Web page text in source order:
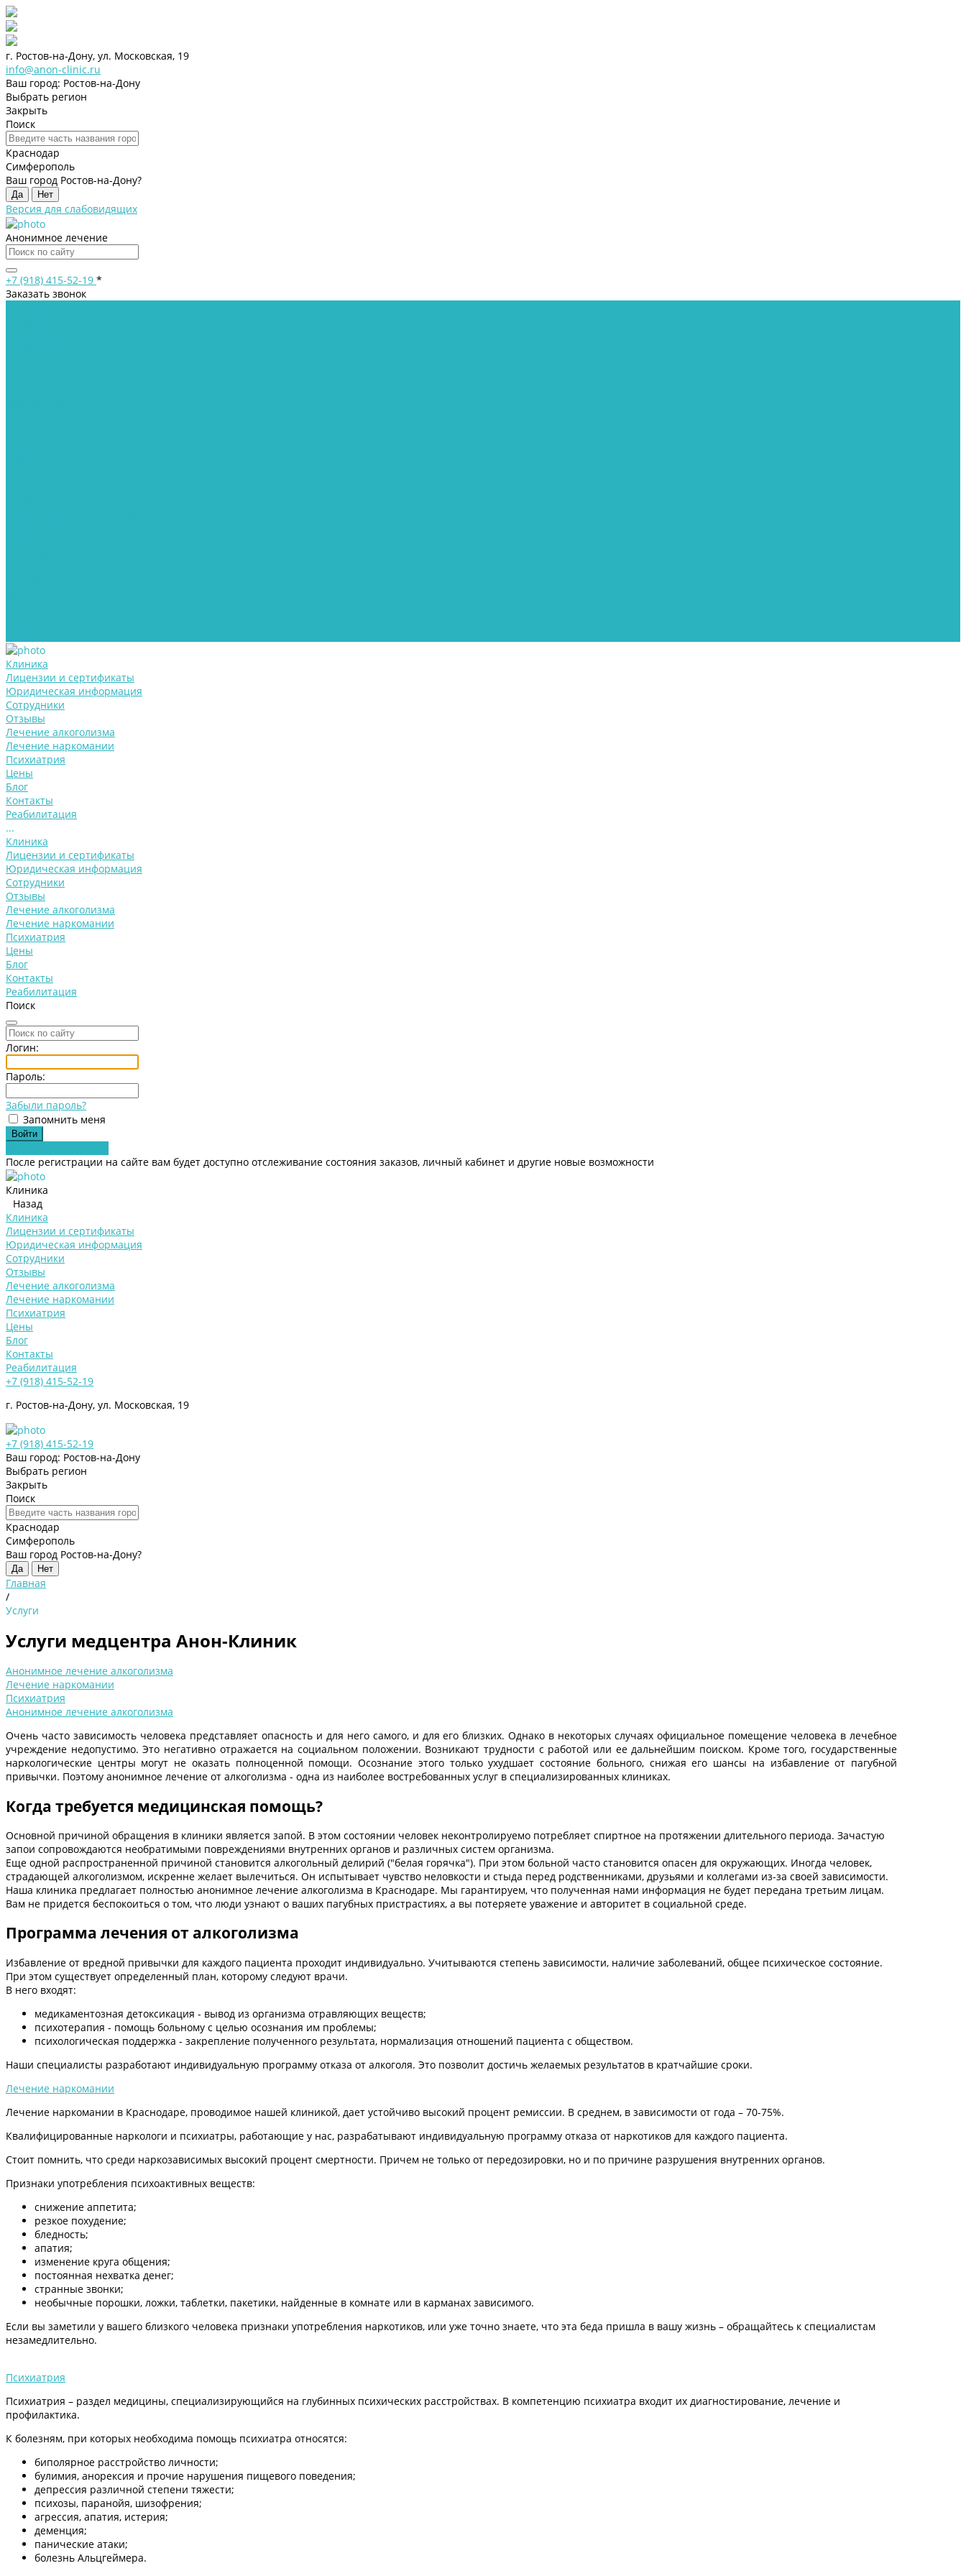
г. Ростов-на-Дону, ул. Московская, 19
info@anon-clinic.ru
Ваш город: Ростов-на-Дону
Выбрать регион
Закрыть
Поиск
Краснодар
Симферополь
Ваш город Ростов-на-Дону?
Да Нет
Версия для слабовидящих
Анонимное лечение
+7 (918) 415-52-19 *
Заказать звонок
Клиника
Лицензии и сертификаты
Юридическая информация
Сотрудники
Отзывы
Лечение алкоголизма
Лечение наркомании
Психиатрия
Цены
Блог
Контакты
Реабилитация
...
Клиника
Лицензии и сертификаты
Юридическая информация
Сотрудники
Отзывы
Лечение алкоголизма
Лечение наркомании
Психиатрия
Цены
Блог
Контакты
Реабилитация
Поиск
Логин:
Пароль:
Забыли пароль?
Запомнить меня
После регистрации на сайте вам будет доступно отслеживание состояния заказов, личный кабинет и другие новые возможности
Клиника
Назад
Клиника
Лицензии и сертификаты
Юридическая информация
Сотрудники
Отзывы
Лечение алкоголизма
Лечение наркомании
Психиатрия
Цены
Блог
Контакты
Реабилитация
+7 (918) 415-52-19
г. Ростов-на-Дону, ул. Московская, 19
+7 (918) 415-52-19
Ваш город: Ростов-на-Дону
Выбрать регион
Закрыть
Поиск
Краснодар
Симферополь
Ваш город Ростов-на-Дону?
Да Нет
Главная
/
Услуги
Услуги медцентра Анон-Клиник
Анонимное лечение алкоголизма
Лечение наркомании
Психиатрия
Анонимное лечение алкоголизма
Очень часто зависимость человека представляет опасность и для него самого, и для его близких. Однако в некоторых случаях официальное помещение человека в лечебное
учреждение недопустимо. Это негативно отражается на социальном положении. Возникают трудности с работой или ее дальнейшим поиском. Кроме того, государственные
наркологические центры могут не оказать полноценной помощи. Осознание этого только ухудшает состояние больного, снижая его шансы на избавление от пагубной
привычки. Поэтому анонимное лечение от алкоголизма - одна из наиболее востребованных услуг в специализированных клиниках.
Когда требуется медицинская помощь?
Основной причиной обращения в клиники является запой. В этом состоянии человек неконтролируемо потребляет спиртное на протяжении длительного периода. Зачастую
запои сопровождаются необратимыми повреждениями внутренних органов и различных систем организма.
Еще одной распространенной причиной становится алкогольный делирий ("белая горячка"). При этом больной часто становится опасен для окружающих. Иногда человек,
страдающей алкоголизмом, искренне желает вылечиться. Он испытывает чувство неловкости и стыда перед родственниками, друзьями и коллегами из-за своей зависимости.
Наша клиника предлагает полностью анонимное лечение алкоголизма в Краснодаре. Мы гарантируем, что полученная нами информация не будет передана третьим лицам.
Вам не придется беспокоиться о том, что люди узнают о ваших пагубных пристрастиях, а вы потеряете уважение и авторитет в социальной среде.
Программа лечения от алкоголизма
Избавление от вредной привычки для каждого пациента проходит индивидуально. Учитываются степень зависимости, наличие заболеваний, общее психическое состояние.
При этом существует определенный план, которому следуют врачи.
В него входят:
медикаментозная детоксикация - вывод из организма отравляющих веществ;
психотерапия - помощь больному с целью осознания им проблемы;
психологическая поддержка - закрепление полученного результата, нормализация отношений пациента с обществом.
Наши специалисты разработают индивидуальную программу отказа от алкоголя. Это позволит достичь желаемых результатов в кратчайшие сроки.
Лечение наркомании
Лечение наркомании в Краснодаре, проводимое нашей клиникой, дает устойчиво высокий процент ремиссии. В среднем, в зависимости от года – 70-75%.
Квалифицированные наркологи и психиатры, работающие у нас, разрабатывают индивидуальную программу отказа от наркотиков для каждого пациента.
Стоит помнить, что среди наркозависимых высокий процент смертности. Причем не только от передозировки, но и по причине разрушения внутренних органов.
Признаки употребления психоактивных веществ:
снижение аппетита;
резкое похудение;
бледность;
апатия;
изменение круга общения;
постоянная нехватка денег;
странные звонки;
необычные порошки, ложки, таблетки, пакетики, найденные в комнате или в карманах зависимого.
Если вы заметили у вашего близкого человека признаки употребления наркотиков, или уже точно знаете, что эта беда пришла в вашу жизнь – обращайтесь к специалистам
незамедлительно.
Психиатрия
Психиатрия – раздел медицины, специализирующийся на глубинных психических расстройствах. В компетенцию психиатра входит их диагностирование, лечение и
профилактика.
К болезням, при которых необходима помощь психиатра относятся:
биполярное расстройство личности;
булимия, анорексия и прочие нарушения пищевого поведения;
депрессия различной степени тяжести;
психозы, паранойя, шизофрения;
агрессия, апатия, истерия;
деменция;
панические атаки;
болезнь Альцгеймера.